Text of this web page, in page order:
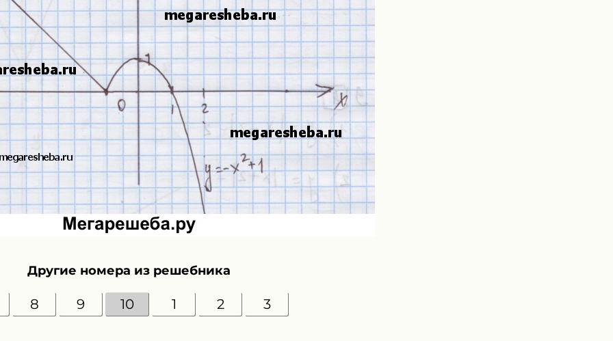
Другие номера из решебника
8 9 10 1 2 3